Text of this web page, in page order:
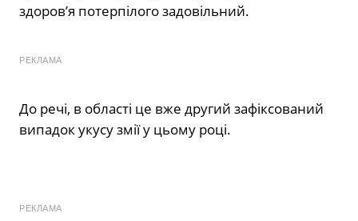
здоров’я потерпілого задовільний.
РЕКЛАМА
До речі, в області це вже другий зафіксований
випадок укусу змії у цьому році.
РЕКЛАМА